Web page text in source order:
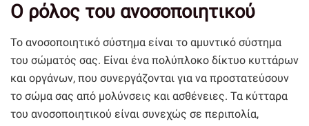
Ο ρόλος του ανοσοποιητικού
Το ανοσοποιητικό σύστημα είναι το αμυντικό σύστημα
του σώματός σας. Είναι ένα πολύπλοκο δίκτυο κυττάρων
και οργάνων, που συνεργάζονται για να προστατεύσουν
το σώμα σας από μολύνσεις και ασθένειες. Τα κύτταρα
του ανοσοποιητικού είναι συνεχώς σε περιπολία,